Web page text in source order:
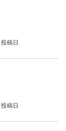
投稿日
投稿日